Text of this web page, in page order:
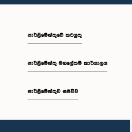
පාර්ලිමේන්තුවේ කටයුතු
පාර්ලිමේන්තු මහලේකම් කාර්යාලය
පාර්ලිමේන්තුව සජීවීව